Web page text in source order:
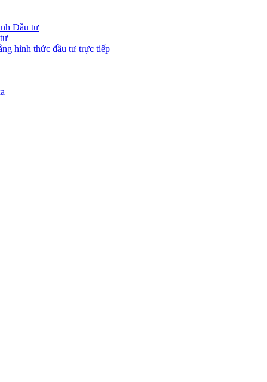
Đầu tư
hình thức đầu tư trực tiếp